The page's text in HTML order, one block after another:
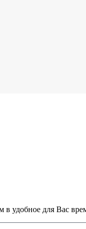
в удобное для Вас